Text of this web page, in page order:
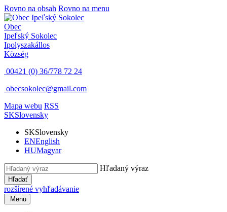
Rovno na obsah Rovno na menu
Obec
Ipeľský Sokolec
Ipolyszakállos
Község
00421 (0) 36/778 72 24
obecsokolec@gmail.com
Mapa webu RSS
SKSlovensky
SKSlovensky
ENEnglish
HUMagyar
Hľadaný výraz
Hľadať
rozšírené vyhľadávanie
Menu